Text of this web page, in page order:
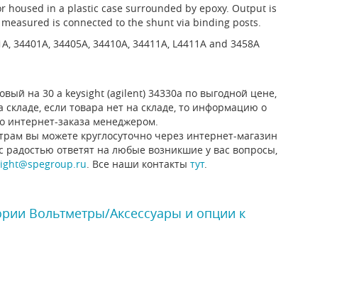
housed in a plastic case surrounded by epoxy. Output is
is connected to the shunt via binding posts.
34405A, 34410A, 34411A, L4411A and 3458A
на 30 a keysight (agilent) 34330a по выгодной цене,
если товара нет на складе, то информацию о
интернет-заказа менеджером.
вы можете круглосуточно через интернет-магазин
ответят на любые возникшие у вас вопросы,
. Все наши контакты тут.
Вольтметры/Аксессуары и опции к